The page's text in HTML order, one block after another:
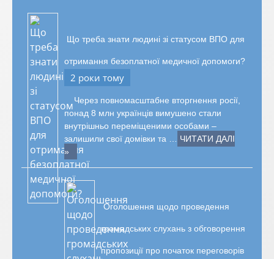
Що треба знати людині зі статусом ВПО для
отримання безоплатної медичної допомоги?
2 роки тому
Через повномасштабне вторгнення росії,
понад 8 млн українців вимушено стали
внутрішньо переміщеними особами –
залишили свої домівки та … ЧИТАТИ ДАЛІ
»
Оголошення щодо проведення
громадських слухань з обговорення
пропозиції про початок переговорів